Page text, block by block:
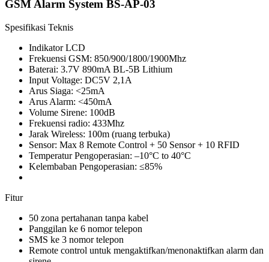
GSM Alarm System BS-AP-03
Spesifikasi Teknis
Indikator LCD
Frekuensi GSM: 850/900/1800/1900Mhz
Baterai: 3.7V 890mA BL-5B Lithium
Input Voltage: DC5V 2,1A
Arus Siaga: <25mA
Arus Alarm: <450mA
Volume Sirene: 100dB
Frekuensi radio: 433Mhz
Jarak Wireless: 100m (ruang terbuka)
Sensor: Max 8 Remote Control + 50 Sensor + 10 RFID
Temperatur Pengoperasian: –10°C to 40°C
Kelembaban Pengoperasian: ≤85%
Fitur
50 zona pertahanan tanpa kabel
Panggilan ke 6 nomor telepon
SMS ke 3 nomor telepon
Remote control untuk mengaktifkan/menonaktifkan alarm dan